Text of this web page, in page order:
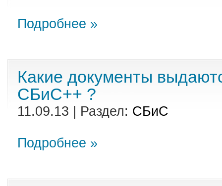
Подробнее »
Какие документы
СБиС++ ?
11.09.13 | Раздел: СБиС
Подробнее »